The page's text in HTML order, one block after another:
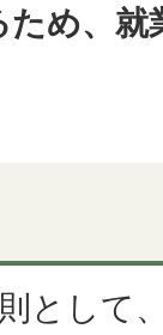
め、
として